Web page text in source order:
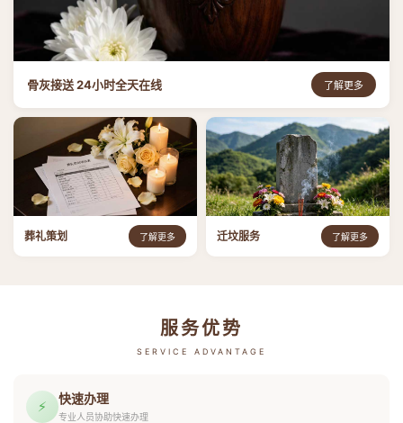
骨灰接送 24小时全天在线 了解更多
葬礼策划 了解更多 迁坟服务 了解更多
服务优势
SERVICE ADVANTAGE
⚡ 快速办理
专业人员协助快速办理